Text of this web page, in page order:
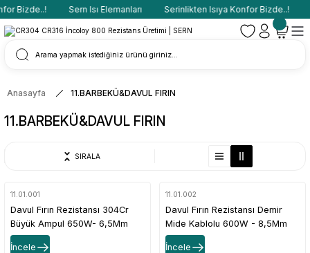
Bizde..! Sern Isı Elemanları Serinlikten Isıya Konfor Bizde..!
Anasayfa 11.BARBEKÜ&DAVUL FIRIN
11.BARBEKÜ&DAVUL FIRIN
SIRALA
11.01.001
Davul Fırın Rezistansı 304Cr
Büyük Ampul 650W- 6,5Mm
İncele
11.01.002
Davul Fırın Rezistansı Demir
Mide Kablolu 600W - 8,5Mm
İncele